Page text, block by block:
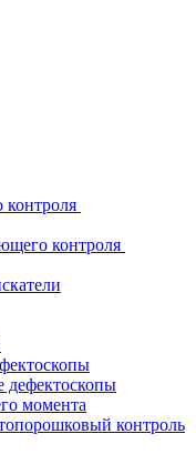
контроля
дефектоскопы
момента
контроль